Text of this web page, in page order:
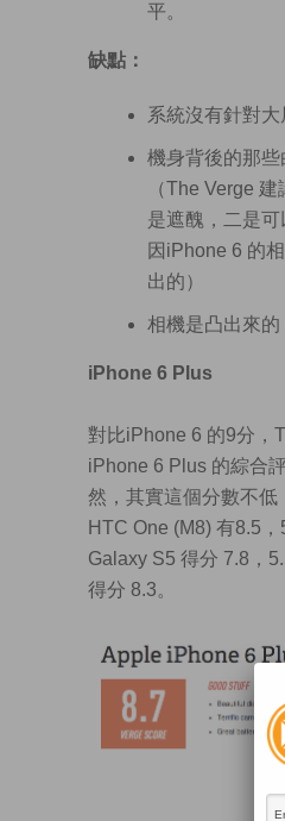
平。
缺點：
系統沒有針對大
機身背後的那些
（The Verge
是遮醜，二是可
因iPhone 6 的
出的）
相機是凸出來的
iPhone 6 Plus
對比iPhone 6 的9分，
iPhone 6 Plus 的綜合
然，其實這個分數不低
HTC One (M8) 有8.5
Galaxy S5 得分 7.8，
得分 8.3。